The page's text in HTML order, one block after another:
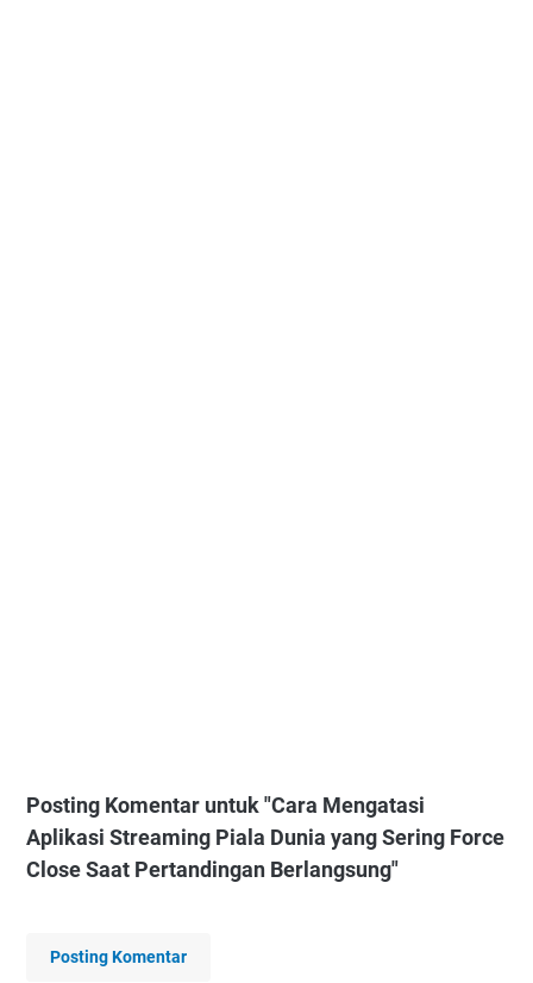
Posting Komentar untuk "Cara Mengatasi
Aplikasi Streaming Piala Dunia yang Sering Force
Close Saat Pertandingan Berlangsung"
Posting Komentar